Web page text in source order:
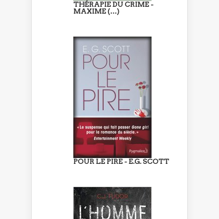
THÉRAPIE DU CRIME -
MAXIME (…)
POUR LE PIRE - E.G. SCOTT